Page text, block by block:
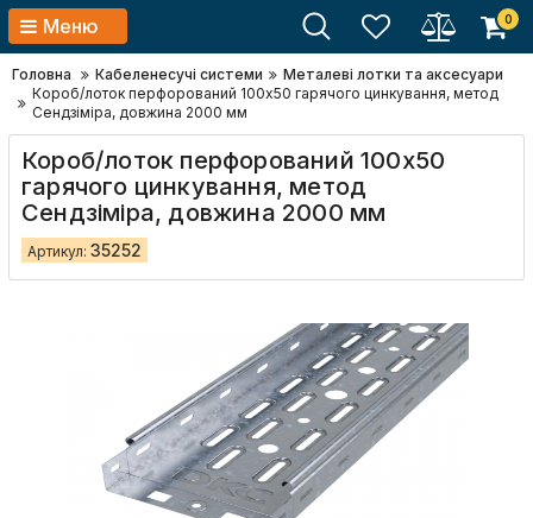
Меню 0
Головна Кабеленесучі системи
Металеві лотки та аксесуари
Короб/лоток перфорований 100х50 гарячого цинкування, метод
Сендзіміра, довжина 2000 мм
Короб/лоток перфорований 100х50
гарячого цинкування, метод
Сендзіміра, довжина 2000 мм
Артикул: 35252